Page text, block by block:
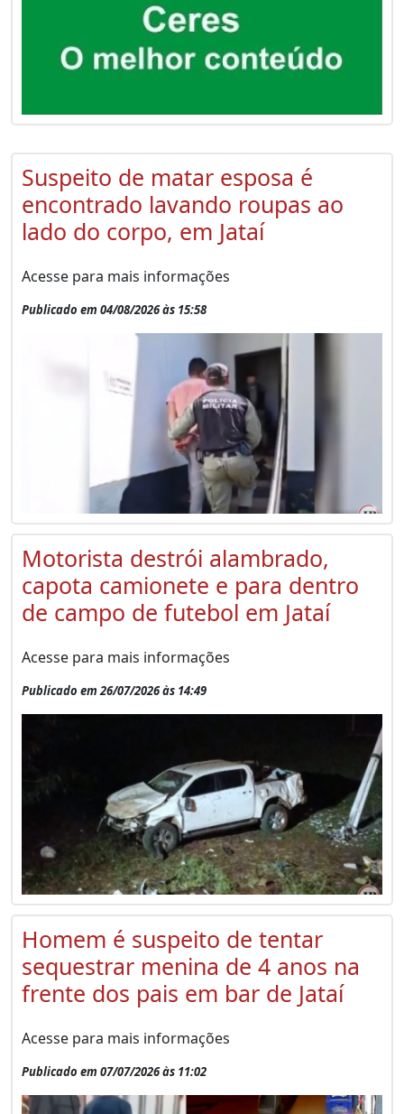
Suspeito de matar esposa é
encontrado lavando roupas ao
lado do corpo, em Jataí
Acesse para mais informações
Publicado em 04/08/2026 às 15:58
Motorista destrói alambrado,
capota camionete e para dentro
de campo de futebol em Jataí
Acesse para mais informações
Publicado em 26/07/2026 às 14:49
Homem é suspeito de tentar
sequestrar menina de 4 anos na
frente dos pais em bar de Jataí
Acesse para mais informações
Publicado em 07/07/2026 às 11:02